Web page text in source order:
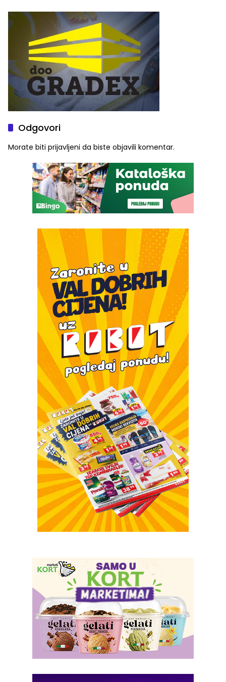
Odgovori
Morate biti prijavljeni da biste objavili komentar.